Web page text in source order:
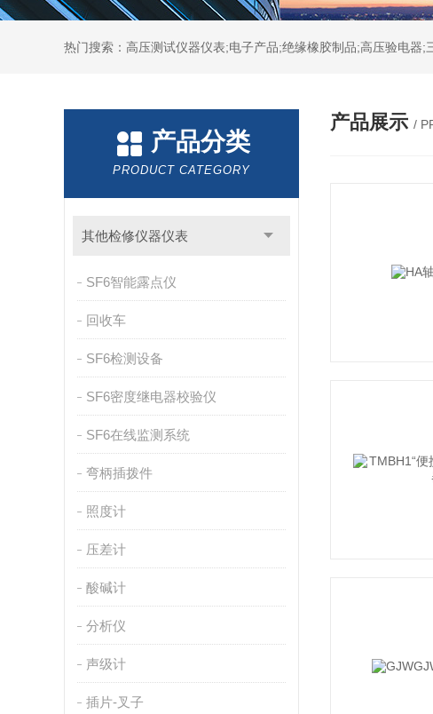
热门搜索：高压测试仪器仪表;电子产品;绝缘橡胶制品;高压验电器
产品分类
PRODUCT CATEGORY
其他检修仪器仪表
SF6智能露点仪
回收车
SF6检测设备
SF6密度继电器校验仪
SF6在线监测系统
弯柄插拨件
照度计
压差计
酸碱计
分析仪
声级计
插片-叉子
产品展示 /